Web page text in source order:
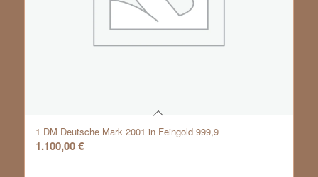
1 DM Deutsche Mark 2001 in Feingold 999,9
1.100,00€